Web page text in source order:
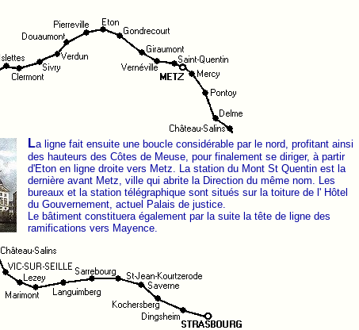
La ligne fait ensuite une boucle considérable par le nord, profitant ainsi
des hauteurs des Côtes de Meuse, pour finalement se diriger, à partir
d'Eton en ligne droite vers Metz. La station du Mont St Quentin est la
dernière avant Metz, ville qui abrite la Direction du même nom. Les
bureaux et la station télégraphique sont situés sur la toiture de l' Hôtel
du Gouvernement, actuel Palais de justice.
Le bâtiment constituera également par la suite la tête de ligne des
ramifications vers Mayence.